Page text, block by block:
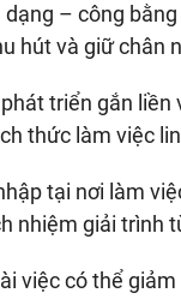
dạng – công
hút và giữ chân
triển gắn
thức làm việc
tại nơi làm
nhiệm giải trình
việc có thể